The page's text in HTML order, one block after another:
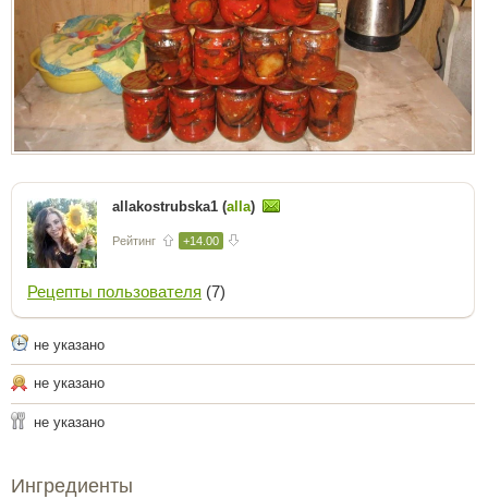
allakostrubska1 (alla)
Рейтинг +14.00
Рецепты пользователя (7)
не указано
не указано
не указано
Ингредиенты